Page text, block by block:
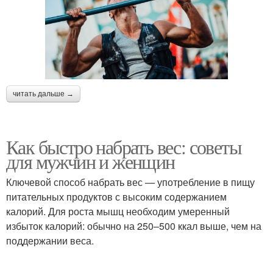
читать дальше →
Как быстро набрать вес: советы
для мужчин и женщин
Ключевой способ набрать вес — употребление в пищу
питательных продуктов с высоким содержанием
калорий. Для роста мышц необходим умеренный
избыток калорий: обычно на 250–500 ккал выше, чем на
поддержании веса.